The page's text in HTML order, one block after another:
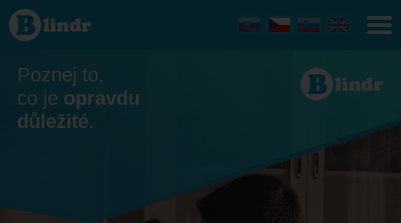
Seznamka
- On
hledá ji
Poznej to,
co je opravdu
důležité.